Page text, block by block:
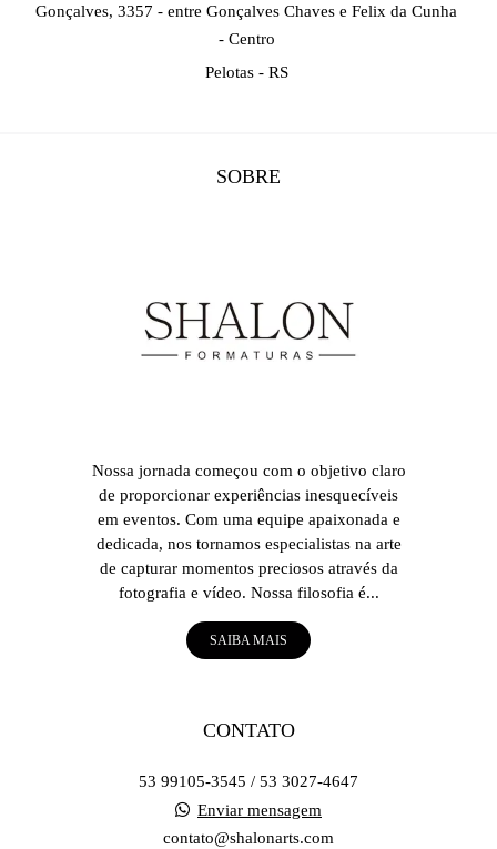
Gonçalves, 3357 - entre Gonçalves Chaves e Felix da Cunha
- Centro
Pelotas - RS
SOBRE
Nossa jornada começou com o objetivo claro
de proporcionar experiências inesquecíveis
em eventos. Com uma equipe apaixonada e
dedicada, nos tornamos especialistas na arte
de capturar momentos preciosos através da
fotografia e vídeo. Nossa filosofia é...
SAIBA MAIS
CONTATO
53 99105-3545 / 53 3027-4647
Enviar mensagem
contato@shalonarts.com